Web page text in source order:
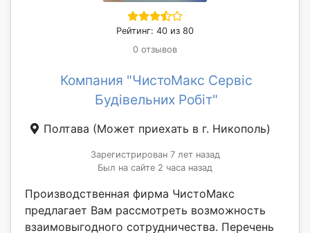
Рейтинг: 40 из 80
0 отзывов
Компания "ЧистоМакс Сервіс
Будівельних Робіт"
Полтава (Может приехать в г. Никополь)
Зарегистрирован 7 лет назад
Был на сайте 2 часа назад
Производственная фирма ЧистоМакс
предлагает Вам рассмотреть возможность
взаимовыгодного сотрудничества. Перечень